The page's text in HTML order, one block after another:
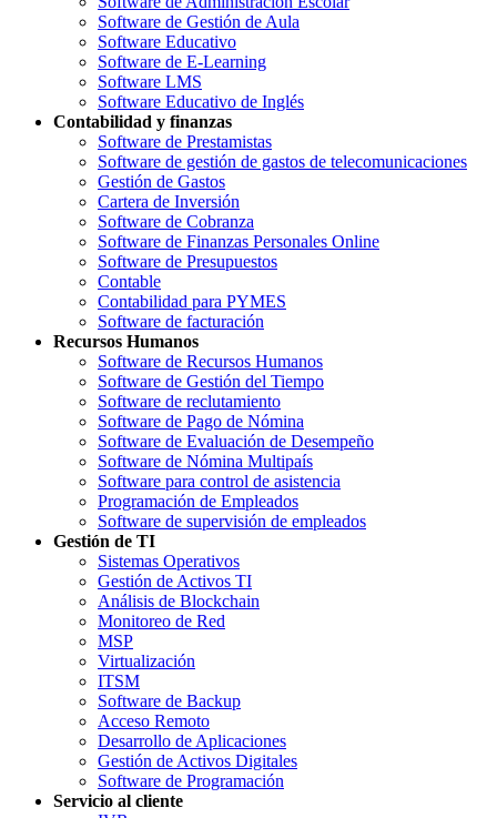
Software de Gestión de Aula
Software Educativo
Software de E-Learning
Software LMS
Software Educativo de Inglés
Contabilidad y finanzas
Software de Prestamistas
Software de gestión de gastos de telecomunicaciones
Gestión de Gastos
Cartera de Inversión
Software de Cobranza
Software de Finanzas Personales Online
Software de Presupuestos
Contable
Contabilidad para PYMES
Software de facturación
Recursos Humanos
Software de Recursos Humanos
Software de Gestión del Tiempo
Software de reclutamiento
Software de Pago de Nómina
Software de Evaluación de Desempeño
Software de Nómina Multipaís
Software para control de asistencia
Programación de Empleados
Software de supervisión de empleados
Gestión de TI
Sistemas Operativos
Gestión de Activos TI
Análisis de Blockchain
Monitoreo de Red
MSP
Virtualización
ITSM
Software de Backup
Acceso Remoto
Desarrollo de Aplicaciones
Gestión de Activos Digitales
Software de Programación
Servicio al cliente